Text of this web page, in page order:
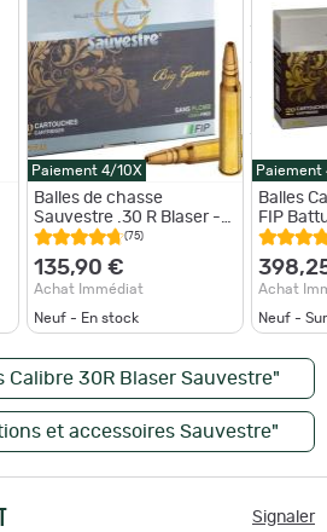
Paiement 4/10X
Balles de chasse
Sauvestre .30 R Blaser -
spéciale battue
(75)
135,90 €
Achat Immédiat
Neuf - En stock
Paiement
Balles
FIP
Cal.
Blaser /
Achat
Neuf -
Calibre 30R Blaser Sauvestre"
et accessoires Sauvestre"
Signaler